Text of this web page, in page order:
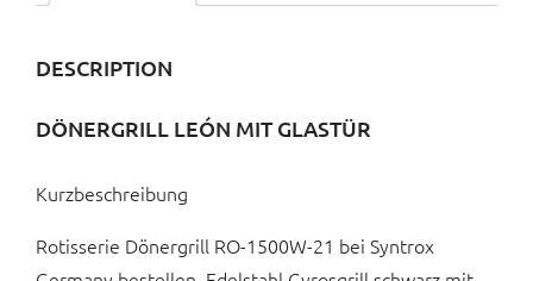
DESCRIPTION
DÖNERGRILL LEÓN MIT GLASTÜR
Kurzbeschreibung
Rotisserie Dönergrill RO-1500W-21 bei Syntrox